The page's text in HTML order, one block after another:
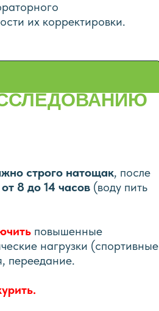
их корректировки.
строго натощак, после
8 до 14 часов (воду пить
повышенные
нагрузки (спортивные
переедание.